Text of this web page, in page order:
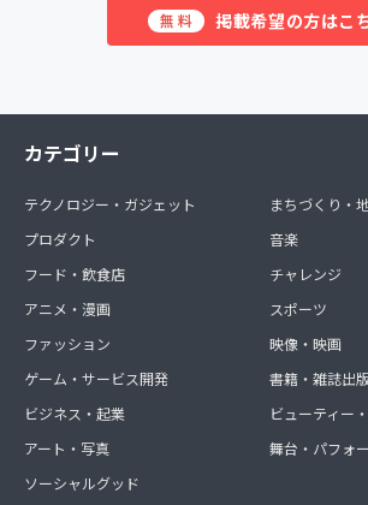
無料 掲載希望の方はこ
カテゴリー
テクノロジー・ガジェット
プロダクト
フード・飲食店
アニメ・漫画
ファッション
ゲーム・サービス開発
ビジネス・起業
アート・写真
ソーシャルグッド
まちづくり・
音楽
チャレンジ
スポーツ
映像・映画
書籍・雑誌出
ビューティー
舞台・パフォ